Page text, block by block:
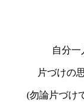
自分一
片づけの
(勿論片づけ